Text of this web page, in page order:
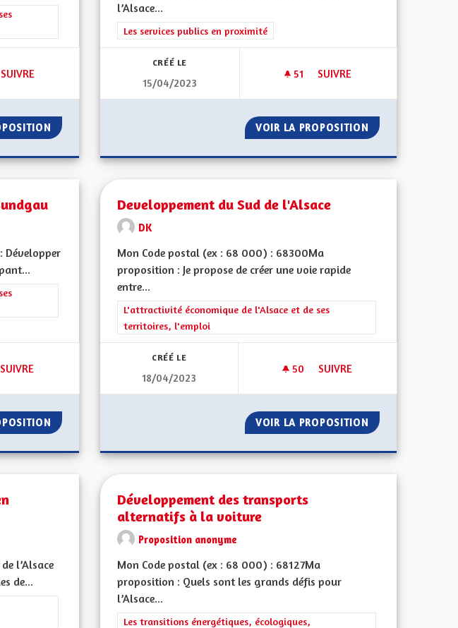
économique de l'Alsace et de ses territoires, l'emploi
53 ABONNÉS
SUIVRE
DÉVELOPPER LE BILINGUISME
l’Alsace...
Filtrer les résultats de la catégorie : Les services publics en proximité
Les services publics en proximité
CRÉÉ LE
15/04/2023
51 51 ABONNÉS
SUIVRE
VOIR LA PROPOSITION DÉVELOPPER
Développer
économique de l'Alsace et de ses territoires, l'emploi
51 ABONNÉS
SUIVRE
DÉVELOPPEMENT TOURISTIQUE DU SUNDGAU
DÉVELOPPEMENT TOURISTIQUE DU SUNDGAU
Developpement du Sud de l'Alsace
DK
Mon Code postal (ex : 68 000) : 68300Ma
proposition : Je propose de créer une voie rapide
entre...
Filtrer les résultats de la catégorie : L'attractivité économique de l'Alsace
L'attractivité économique de l'Alsace et de ses
territoires, l'emploi
CRÉÉ LE
18/04/2023
50 50 ABONNÉS
SUIVRE
VOIR LA PROPOSITION
l’Alsace
de...
énergétiques, écologiques, environnementales et climatiques
Développement des transports
alternatifs à la voiture
Proposition anonyme
Mon Code postal (ex : 68 000) : 68127Ma
proposition : Quels sont les grands défis pour
l’Alsace...
Filtrer les résultats de la catégorie : Les transitions énergétiques,
Les transitions énergétiques, écologiques,